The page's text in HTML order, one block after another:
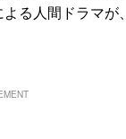
る人間ドラマが